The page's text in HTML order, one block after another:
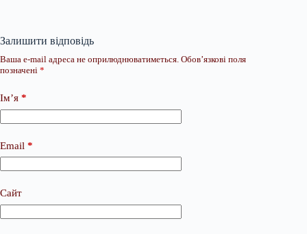
Залишити відповідь
Ваша e-mail адреса не оприлюднюватиметься. Обов’язкові поля
позначені *
Ім’я *
Email *
Сайт